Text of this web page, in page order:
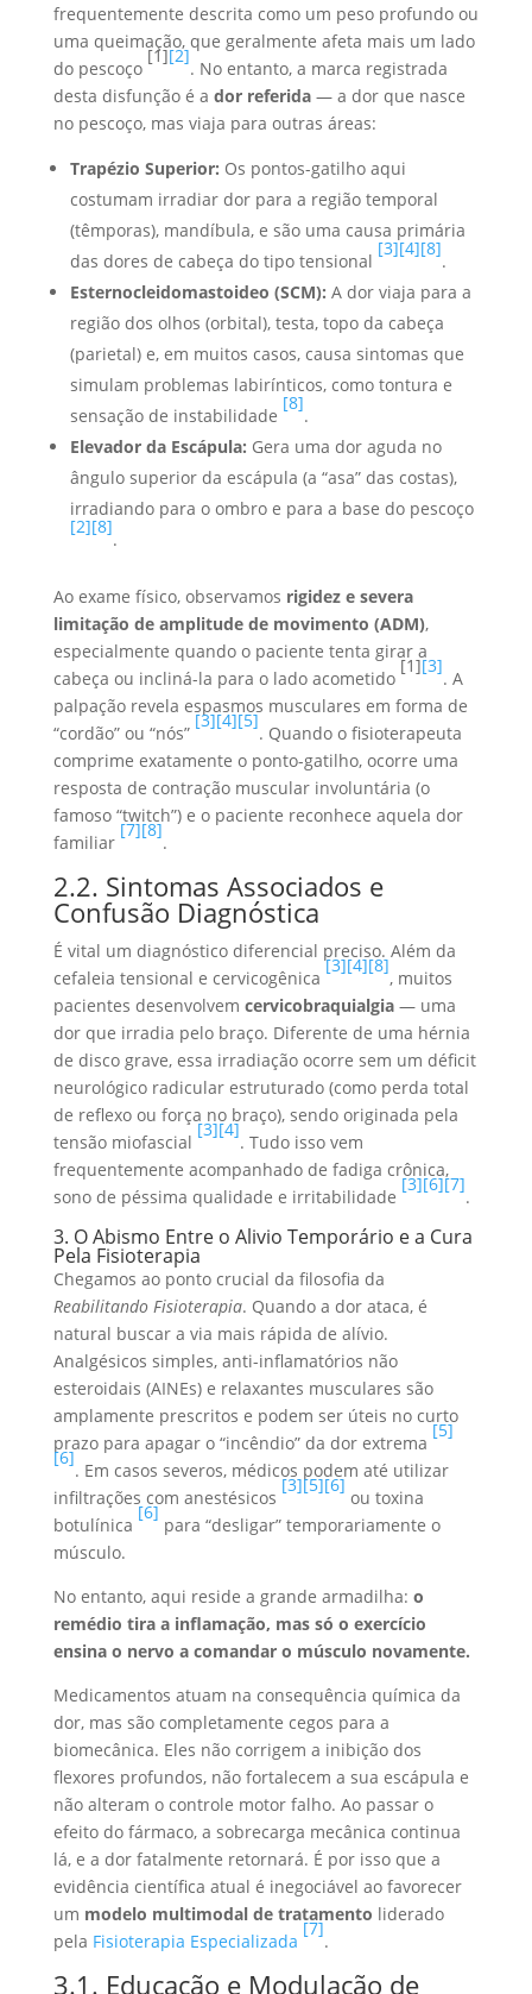
frequentemente descrita como um peso profundo ou
uma queimação, que geralmente afeta mais um lado
do pescoço
[1][2]
. No entanto, a marca registrada
desta disfunção é a dor referida— a dor que nasce
no pescoço, mas viaja para outras áreas:
Trapézio Superior: Os pontos-gatilho aqui
costumam irradiar dor para a região temporal
(têmporas), mandíbula, e são uma causa primária
das dores de cabeça do tipo tensional
[3][4][8]
.
Esternocleidomastoideo (SCM): A dor viaja para a
região dos olhos (orbital), testa, topo da cabeça
(parietal) e, em muitos casos, causa sintomas que
simulam problemas labirínticos, como tontura e
sensação de instabilidade
[8]
.
Elevador da Escápula: Gera uma dor aguda no
ângulo superior da escápula (a “asa” das costas),
irradiando para o ombro e para a base do pescoço
[2][8]
.
Ao exame físico, observamos rigidez e severa
limitação de amplitude de movimento (ADM),
especialmente quando o paciente tenta girar a
cabeça ou incliná-la para o lado acometido
[1][3]
. A
palpação revela espasmos musculares em forma de
“cordão” ou “nós”
[3][4][5]
. Quando o fisioterapeuta
comprime exatamente o ponto-gatilho, ocorre uma
resposta de contração muscular involuntária (o
famoso “twitch”) e o paciente reconhece aquela dor
familiar
[7][8]
.
2.2. Sintomas Associados e
Confusão Diagnóstica
É vital um diagnóstico diferencial preciso. Além da
cefaleia tensional e cervicogênica
[3][4][8]
, muitos
pacientes desenvolvem cervicobraquialgia— uma
dor que irradia pelo braço. Diferente de uma hérnia
de disco grave, essa irradiação ocorre sem um déficit
neurológico radicular estruturado (como perda total
de reflexo ou força no braço), sendo originada pela
tensão miofascial
[3][4]
. Tudo isso vem
frequentemente acompanhado de fadiga crônica,
sono de péssima qualidade e irritabilidade
[3][6][7]
.
3. O Abismo Entre o Alivio Temporário e a Cura
Pela Fisioterapia
Chegamos ao ponto crucial da filosofia da
Reabilitando Fisioterapia. Quando a dor ataca, é
natural buscar a via mais rápida de alívio.
Analgésicos simples, anti-inflamatórios não
esteroidais (AINEs) e relaxantes musculares são
amplamente prescritos e podem ser úteis no curto
prazo para apagar o “incêndio” da dor extrema
[5]
[6]
. Em casos severos, médicos podem até utilizar
infiltrações com anestésicos
[3][5][6]
ou toxina
botulínica
[6]
para “desligar” temporariamente o
músculo.
No entanto, aqui reside a grande armadilha: o
remédio tira a inflamação, mas só o exercício
ensina o nervo a comandar o músculo novamente.
Medicamentos atuam na consequência química da
dor, mas são completamente cegos para a
biomecânica. Eles não corrigem a inibição dos
flexores profundos, não fortalecem a sua escápula e
não alteram o controle motor falho. Ao passar o
efeito do fármaco, a sobrecarga mecânica continua
lá, e a dor fatalmente retornará. É por isso que a
evidência científica atual é inegociável ao favorecer
um modelo multimodal de tratamento liderado
pela Fisioterapia Especializada
[7]
.
3.1. Educação e Modulação de